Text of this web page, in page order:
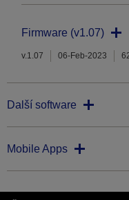
Firmware (v1.07)
v.1.07 06-Feb-2023
Další software
Mobile Apps